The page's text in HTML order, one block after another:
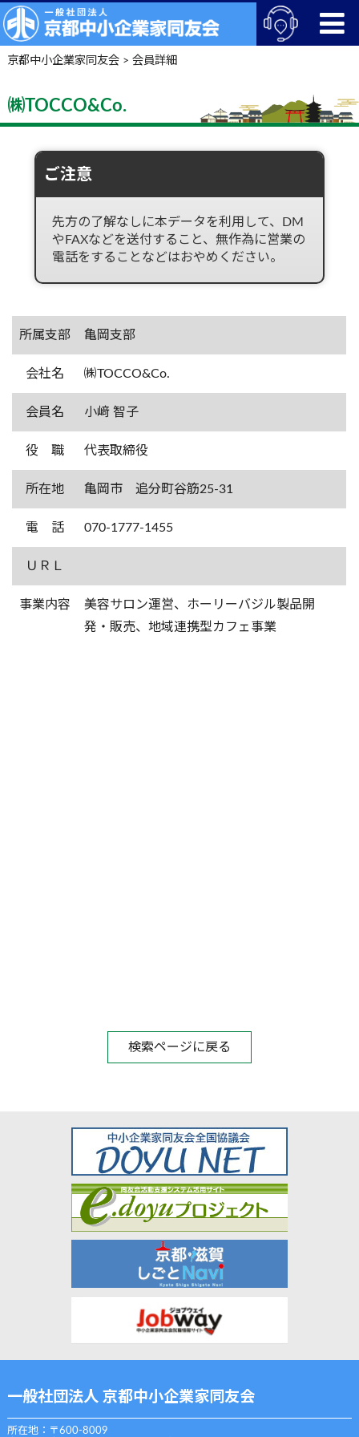
京都中小企業家同友会> 会員詳細
㈱TOCCO&Co.
ご注意
先方の了解なしに本データを利用して、DM
やFAXなどを送付すること、無作為に営業の
電話をすることなどはおやめください。
所属支部 亀岡支部
会社名 ㈱TOCCO&Co.
会員名 小﨑 智子
役 職 代表取締役
所在地 亀岡市 追分町谷筋25-31
電 話 070-1777-1455
ＵＲＬ
事業内容
美容サロン運営、ホーリーバジル製品開
発・販売、地域連携型カフェ事業
検索ページに戻る
一般社団法人 京都中小企業家同友会
所在地：〒600-8009